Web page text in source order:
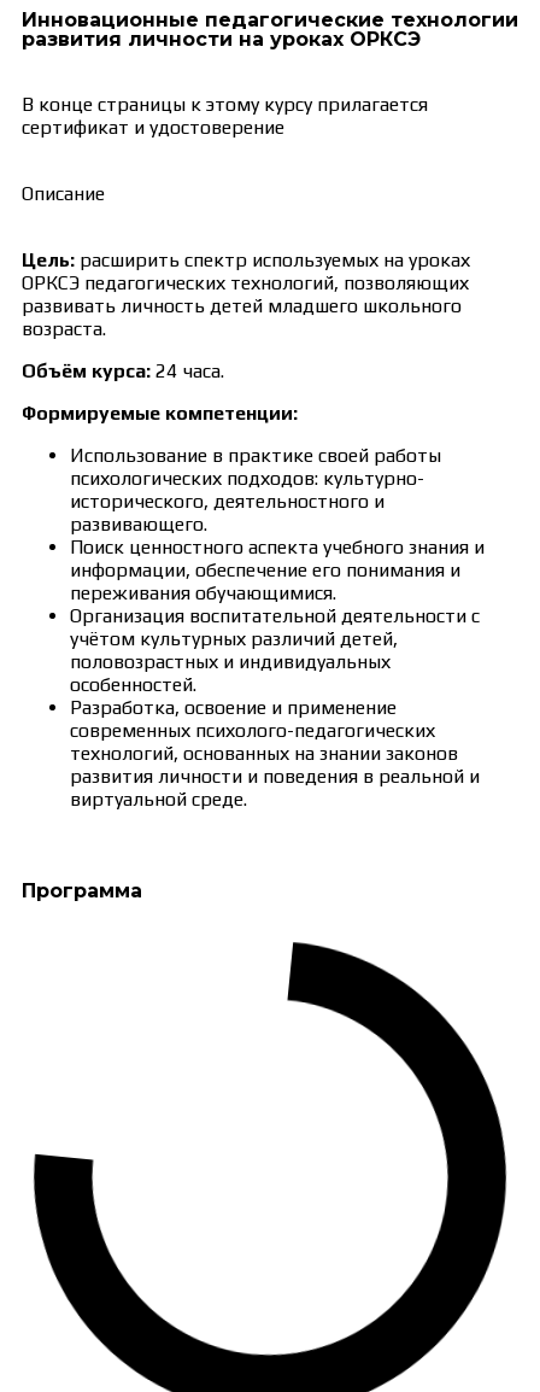
Инновационные педагогические технологии
развития личности на уроках ОРКСЭ
В конце страницы к этому курсу прилагается
сертификат и удостоверение
Описание
Цель: расширить спектр используемых на уроках
ОРКСЭ педагогических технологий, позволяющих
развивать личность детей младшего школьного
возраста.
Объём курса: 24 часа.
Формируемые компетенции:
Использование в практике своей работы
психологических подходов: культурно-
исторического, деятельностного и
развивающего.
Поиск ценностного аспекта учебного знания и
информации, обеспечение его понимания и
переживания обучающимися.
Организация воспитательной деятельности с
учётом культурных различий детей,
половозрастных и индивидуальных
особенностей.
Разработка, освоение и применение
современных психолого-педагогических
технологий, основанных на знании законов
развития личности и поведения в реальной и
виртуальной среде.
Программа